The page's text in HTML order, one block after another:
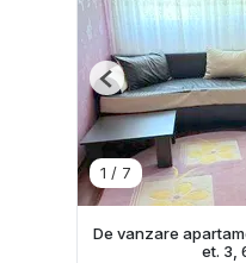
1 / 7
Previous
De vanzare
et. 3,